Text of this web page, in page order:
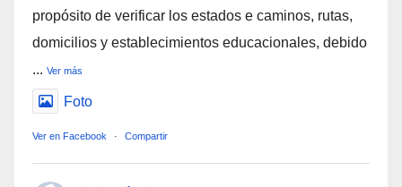
propósito de verificar los estados e caminos, rutas,
domicilios y establecimientos educacionales, debido
... Ver más
Foto
Ver en Facebook · Compartir